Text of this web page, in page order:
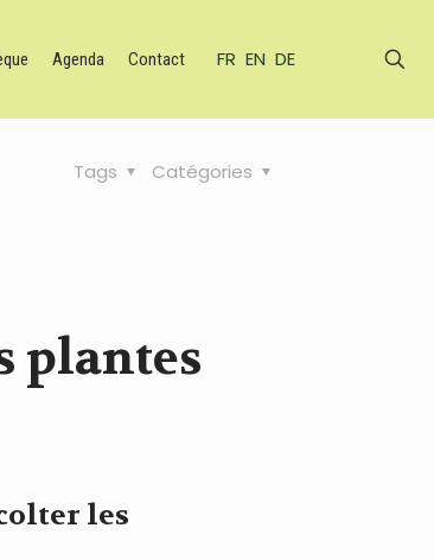
Agenda Contact FR EN DE
Catégories
Tags
plantes
les